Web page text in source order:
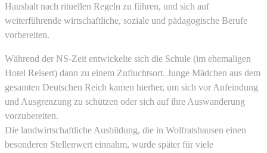
Haushalt nach rituellen Regeln zu führen, und sich auf
weiterführende wirtschaftliche, soziale und pädagogische Berufe
vorbereiten.
Während der NS-Zeit entwickelte sich die Schule (im ehemaligen
Hotel Reisert) dann zu einem Zufluchtsort. Junge Mädchen aus dem
gesamten Deutschen Reich kamen hierher, um sich vor Anfeindung
und Ausgrenzung zu schützen oder sich auf ihre Auswanderung
vorzubereiten.
Die landwirtschaftliche Ausbildung, die in Wolfratshausen einen
besonderen Stellenwert einnahm, wurde später für viele